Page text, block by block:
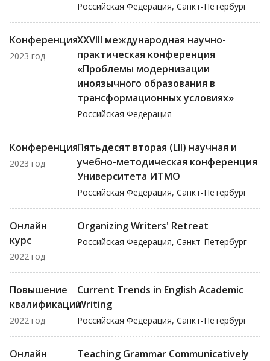
Российская Федерация, Санкт-Петербург
Конференция
2023 год
XXVIII международная научно-
практическая конференция
«Проблемы модернизации
иноязычного образования в
трансформационных условиях»
Российская Федерация
Конференция
2023 год
Пятьдесят вторая (LII) научная и
учебно-методическая конференция
Университета ИТМО
Российская Федерация, Санкт-Петербург
Онлайн
курс
2022 год
Organizing Writers' Retreat
Российская Федерация, Санкт-Петербург
Повышение
квалификации
2022 год
Current Trends in English Academic
Writing
Российская Федерация, Санкт-Петербург
Онлайн
Teaching Grammar Communicatively